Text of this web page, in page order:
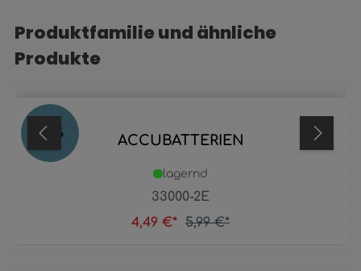
Produktgalerie überspringen
Produktfamilie und ähnliche
Produkte
25 % ACCUBATTERIEN
33000-2E
lagernd
4,49 €* 5,99 €*